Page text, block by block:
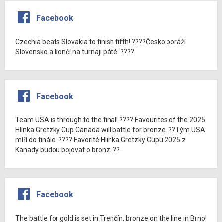
Facebook
Czechia beats Slovakia to finish fifth! ????Česko poráží
Slovensko a končí na turnaji páté. ????
Facebook
Team USA is through to the final! ???? Favourites of the 2025
Hlinka Gretzky Cup Canada will battle for bronze. ??Tým USA
míří do finále! ???? Favorité Hlinka Gretzky Cupu 2025 z
Kanady budou bojovat o bronz. ??
Facebook
The battle for gold is set in Trenčín, bronze on the line in Brno!